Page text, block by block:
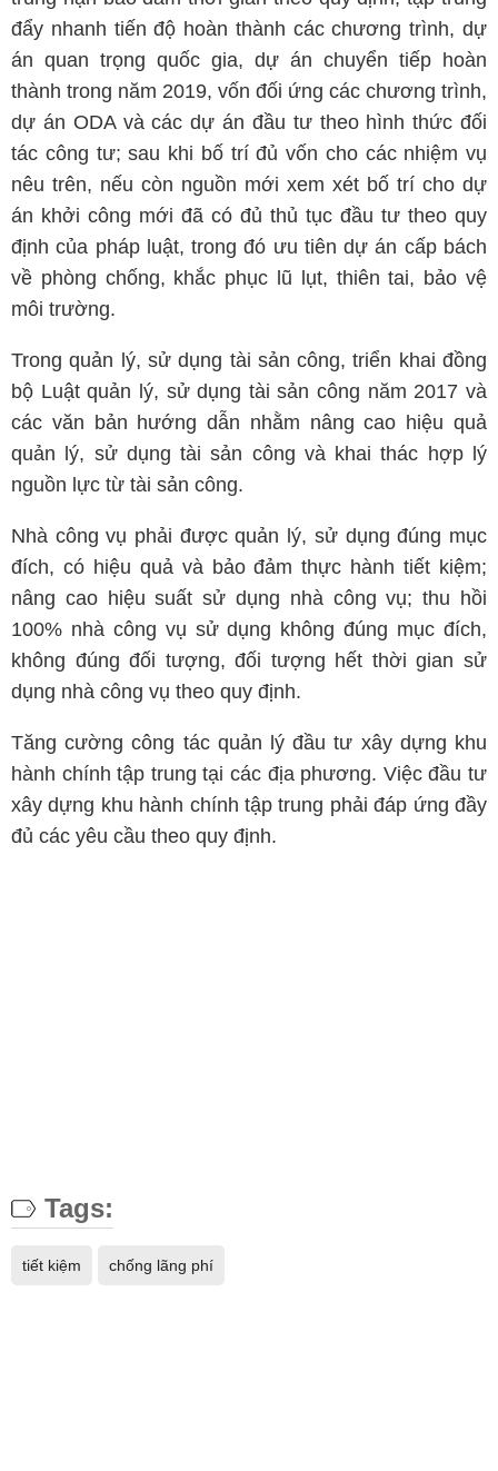
đẩy nhanh tiến độ hoàn thành các chương trình, dự
án quan trọng quốc gia, dự án chuyển tiếp hoàn
thành trong năm 2019, vốn đối ứng các chương trình,
dự án ODA và các dự án đầu tư theo hình thức đối
tác công tư; sau khi bố trí đủ vốn cho các nhiệm vụ
nêu trên, nếu còn nguồn mới xem xét bố trí cho dự
án khởi công mới đã có đủ thủ tục đầu tư theo quy
định của pháp luật, trong đó ưu tiên dự án cấp bách
về phòng chống, khắc phục lũ lụt, thiên tai, bảo vệ
môi trường.
Trong quản lý, sử dụng tài sản công, triển khai đồng
bộ Luật quản lý, sử dụng tài sản công năm 2017 và
các văn bản hướng dẫn nhằm nâng cao hiệu quả
quản lý, sử dụng tài sản công và khai thác hợp lý
nguồn lực từ tài sản công.
Nhà công vụ phải được quản lý, sử dụng đúng mục
đích, có hiệu quả và bảo đảm thực hành tiết kiệm;
nâng cao hiệu suất sử dụng nhà công vụ; thu hồi
100% nhà công vụ sử dụng không đúng mục đích,
không đúng đối tượng, đối tượng hết thời gian sử
dụng nhà công vụ theo quy định.
Tăng cường công tác quản lý đầu tư xây dựng khu
hành chính tập trung tại các địa phương. Việc đầu tư
xây dựng khu hành chính tập trung phải đáp ứng đầy
đủ các yêu cầu theo quy định.
Tags:
tiết kiệm chống lãng phí